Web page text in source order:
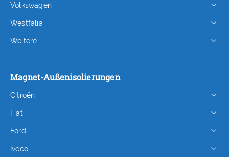
Volkswagen
Westfalia
Weitere
Magnet-Außenisolierungen
Citroën
Fiat
Ford
Iveco